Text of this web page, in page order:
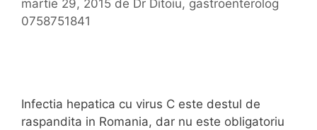
martie 29, 2015 de Dr Ditoiu, gastroenterolog
0758751841
Infectia hepatica cu virus C este destul de
raspandita in Romania, dar nu este obligatoriu